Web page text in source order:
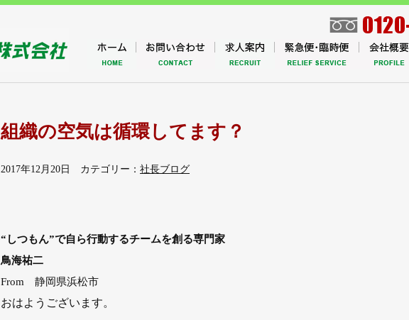
組織の空気は循環してます？
2017年12月20日 カテゴリー： 社長ブログ
“しつもん”で自ら行動するチームを創る専門家
鳥海祐二
From 静岡県浜松市
おはようございます。